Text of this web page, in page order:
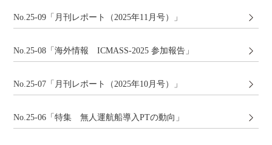
No.25-09「月刊レポート（2025年11月号）」
No.25-08「海外情報 ICMASS-2025 参加報告」
No.25-07「月刊レポート（2025年10月号）」
No.25-06「特集 無人運航船導入PTの動向」